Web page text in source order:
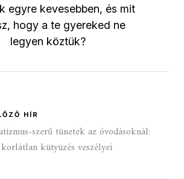
egyre kevesebben, és mit
hogy a te gyereked ne
legyen köztük?
HÍR
szerű tünetek az óvodásoknál:
kütyüzés veszélyei